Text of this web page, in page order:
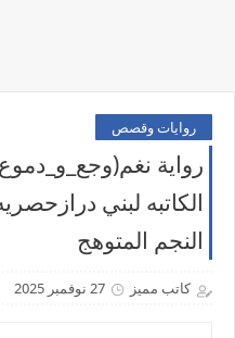
روايات وقصص
رواية
الكاتبه لبني
النجم المتوهج
كاتب مميز 27 نوفمبر 2025